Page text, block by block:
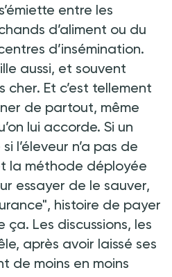
entre les
d’aliment ou du
d’insémination.
aussi, et souvent
cher. Et c’est tellement
de partout, même
lui accorde. Si un
l’éleveur n’a pas de
la méthode déployée
essayer de le sauver,
histoire de payer
ça. Les discussions, les
après avoir laissé ses
de moins en moins